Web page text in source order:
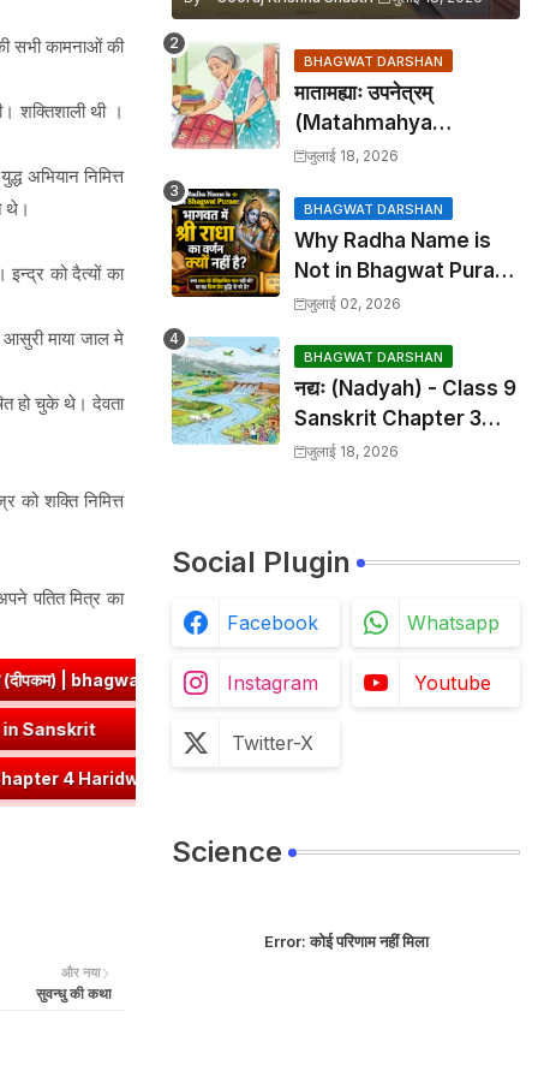
सभी कामनाओं की
शक्तिशाली थी ।
अभियान निमित्त
थे।
को दैत्यों का
माया जाल मे
हो चुके थे। देवता
को शक्ति निमित्त
पतित मित्र का
➤ज्ञा धातु रूप (उभयपदी) - १० लकार, अर्थ एवं
Roop in Sanskrit
| हरिद्वार पाठ का सारांश एवं प्रश्नोत्तर
और नया
सुवन्धु की कथा
BHAGWAT DARSHAN
मातामह्याः उपनेत्रम्
(Matahmahya
Upanetram) - Class 9
Translation &
Solutions
जुलाई 18, 2026
BHAGWAT DARSHAN
Why Radha Name is
Not in Bhagwat Puran:
भागवत में श्री राधा का वर्णन क्यों
जुलाई 02, 2026
BHAGWAT DARSHAN
नद्यः (Nadyah) - Class 9
Sanskrit Chapter 3
Translation &
जुलाई 18, 2026
Social Plugin
Facebook Whatsapp
Instagram Youtube
Twitter-X
Science
Error:कोई परिणाम नहीं मिला